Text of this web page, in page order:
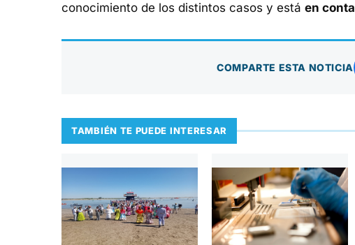
conocimiento de los distintos casos y está en
COMPARTE ESTA NOTICIA
TAMBIÉN TE PUEDE INTERESAR